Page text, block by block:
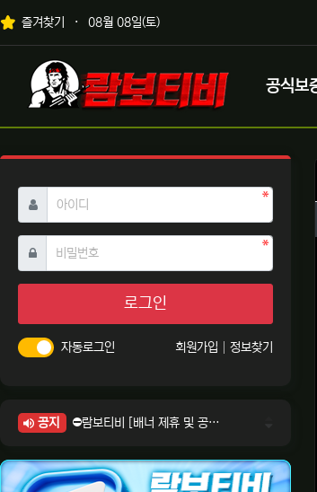
상단 네비
즐겨찾기 08월 08일(토)
메인 메뉴
로고
공식보
아이디 필수
비밀번호필수
로그인
자동로그인 회원가입 정보찾기
공지
⛔람보티비 [배너 제휴 및 공식 입점 문의 안내]
⛔람보티비 [정회원 등급UP! 안내사항]
⛔람보티비 [채팅방 이용시 주의사항]